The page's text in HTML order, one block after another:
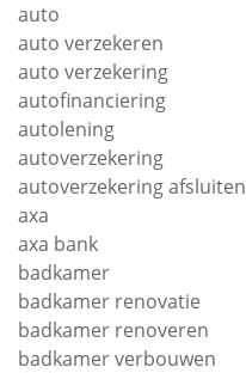
auto
auto verzekeren
auto verzekering
autofinanciering
autolening
autoverzekering
autoverzekering afsluiten
axa
axa bank
badkamer
badkamer renovatie
badkamer renoveren
badkamer verbouwen